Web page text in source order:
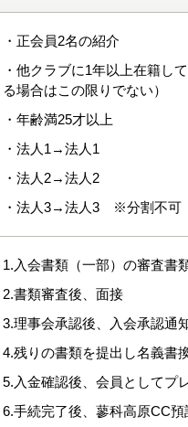
・正会員2名の紹介
・他クラブに1年以上在籍し
る場合はこの限りでない）
・年齢満25才以上
・法人1→法人1
・法人2→法人2
・法人3→法人3 ※分割不可
1.入会書類（一部）の審査書
2.書類審査後、面接
3.理事会承認後、入会承認通
4.残りの書類を提出し名義書
5.入金確認後、会員としてプ
6.手続完了後、蓼科高原CC